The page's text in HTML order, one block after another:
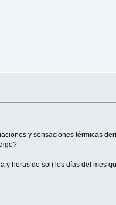
y sensaciones térmicas
y horas de sol) los días del mes